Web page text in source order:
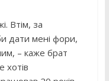
Втім, за
дати мені фори,
– каже брат
хотів